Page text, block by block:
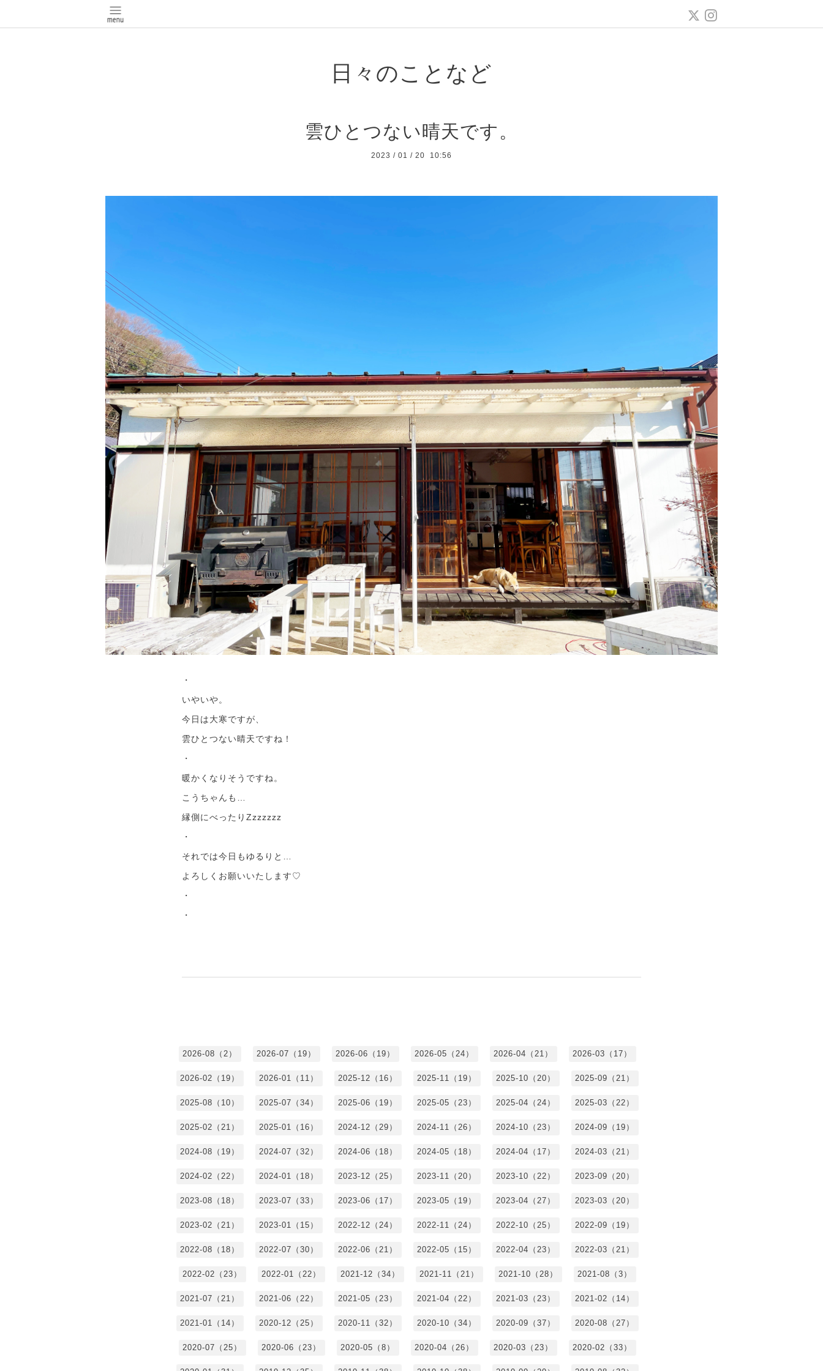
日々のことなど
雲ひとつない晴天です。
2023 / 01 / 20 10:56
・
いやいや。
今日は大寒ですが、
雲ひとつない晴天ですね！
・
暖かくなりそうですね。
こうちゃんも…
縁側にべったりZzzzzzz
・
それでは今日もゆるりと…
よろしくお願いいたします♡
・
・
2026-08（2） 2026-07（19） 2026-06（19） 2026-05（24） 2026-04（21） 2026-03（17）
2026-02（19） 2026-01（11） 2025-12（16） 2025-11（19） 2025-10（20） 2025-09（21）
2025-08（10） 2025-07（34） 2025-06（19） 2025-05（23） 2025-04（24） 2025-03（22）
2025-02（21） 2025-01（16） 2024-12（29） 2024-11（26） 2024-10（23） 2024-09（19）
2024-08（19） 2024-07（32） 2024-06（18） 2024-05（18） 2024-04（17） 2024-03（21）
2024-02（22） 2024-01（18） 2023-12（25） 2023-11（20） 2023-10（22） 2023-09（20）
2023-08（18） 2023-07（33） 2023-06（17） 2023-05（19） 2023-04（27） 2023-03（20）
2023-02（21） 2023-01（15） 2022-12（24） 2022-11（24） 2022-10（25） 2022-09（19）
2022-08（18） 2022-07（30） 2022-06（21） 2022-05（15） 2022-04（23） 2022-03（21）
2022-02（23） 2022-01（22） 2021-12（34） 2021-11（21） 2021-10（28） 2021-08（3）
2021-07（21） 2021-06（22） 2021-05（23） 2021-04（22） 2021-03（23） 2021-02（14）
2021-01（14） 2020-12（25） 2020-11（32） 2020-10（34） 2020-09（37） 2020-08（27）
2020-07（25） 2020-06（23） 2020-05（8） 2020-04（26） 2020-03（23） 2020-02（33）